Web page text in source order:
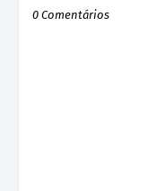
0 Comentários